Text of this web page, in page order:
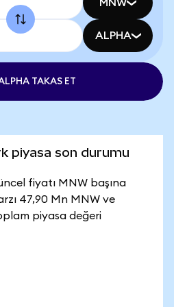
MNW
ALPHA
TAKAS ET
piyasa son durumu
fiyatı MNW başına
47,90 Mn MNW ve
piyasa değeri